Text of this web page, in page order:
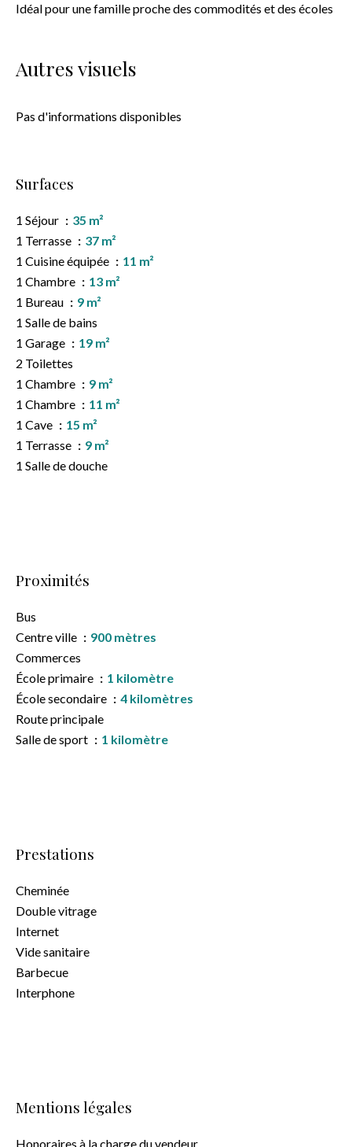
Idéal pour une famille proche des commodités et des écoles
Autres visuels
Pas d'informations disponibles
Surfaces
1 Séjour
35 m²
1 Terrasse
37 m²
1 Cuisine équipée
11 m²
1 Chambre
13 m²
1 Bureau
9 m²
1 Salle de bains
1 Garage
19 m²
2 Toilettes
1 Chambre
9 m²
1 Chambre
11 m²
1 Cave
15 m²
1 Terrasse
9 m²
1 Salle de douche
Proximités
Bus
Centre ville
900 mètres
Commerces
École primaire
1 kilomètre
École secondaire
4 kilomètres
Route principale
Salle de sport
1 kilomètre
Prestations
Cheminée
Double vitrage
Internet
Vide sanitaire
Barbecue
Interphone
Mentions légales
Honoraires à la charge du vendeur